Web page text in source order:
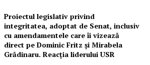
Proiectul legislativ privind
integritatea, adoptat de Senat, inclusiv
cu amendamentele care îi vizează
direct pe Dominic Fritz și Mirabela
Grădinaru. Reacția liderului USR